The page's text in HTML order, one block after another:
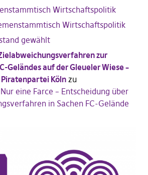
Wirtschaftspolitik
Wirtschaftspolitik
gewählt
zur
Geländes auf der Gleueler Wiese –
Piratenpartei Kölnzu
eine Farce – Entscheidung über
in Sachen FC-Gelände